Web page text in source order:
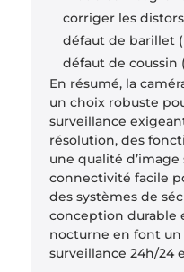
corriger les
défaut de barillet
défaut de
En résumé, la
un choix robuste
surveillance
résolution, des
une qualité
connectivité facile
des systèmes de
conception durable
nocturne en font
surveillance 24h/24